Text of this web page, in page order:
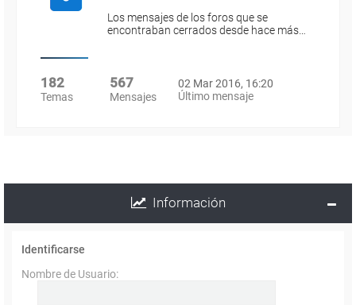
Los mensajes de los foros que se
encontraban cerrados desde hace más…
182
Temas
567
Mensajes
02 Mar 2016, 16:20
Último mensaje
Información
Identificarse
Nombre de Usuario: